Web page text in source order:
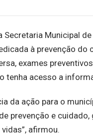
Municipal
à prevenção
exames
tenha acesso a
da ação para o
prevenção e
afirmou.